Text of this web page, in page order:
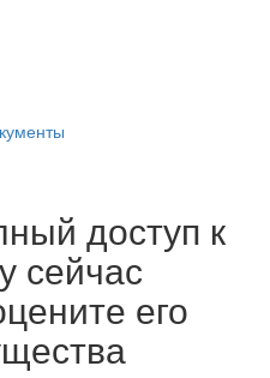
доступ к
сейчас
его